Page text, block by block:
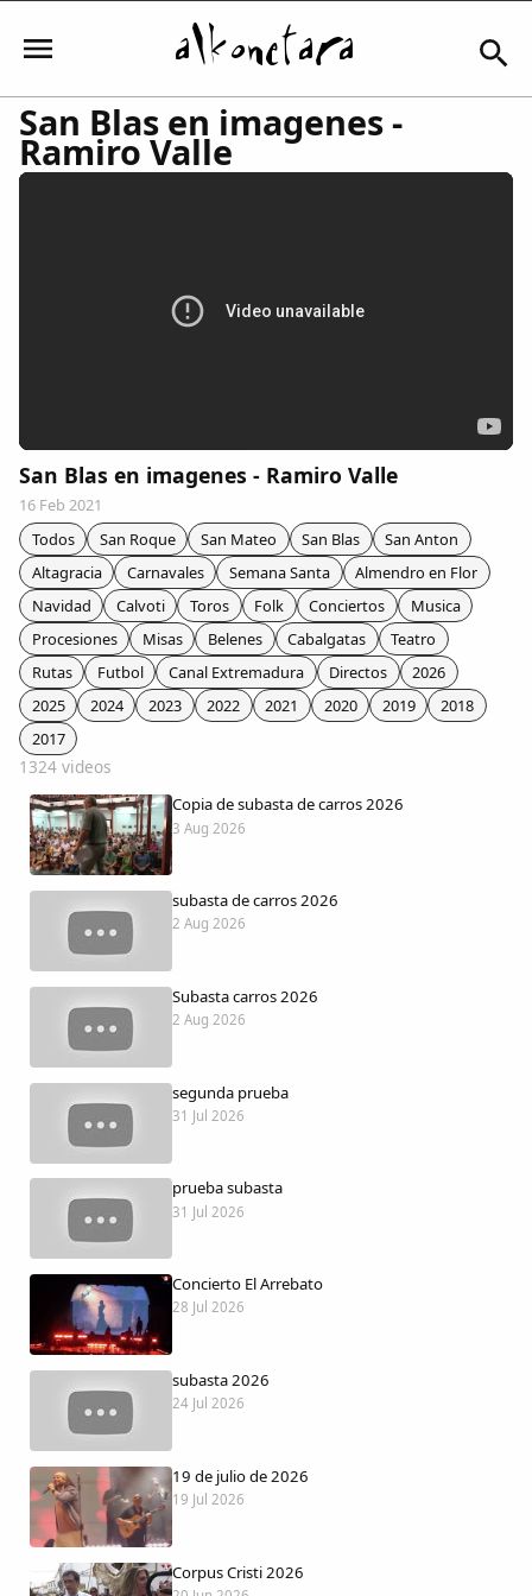
Iniciar sesión
Comunidad
Colaboradores
AlkoTV
Biblioteca
Periódico Alconétar
Foros
Idiosincrasia
Diccionario
Traductor
Dichos
Cancionero Local
Apodos
Peñas
La palra
Modo oscuro
San Blas en imagenes -
Ramiro Valle
San Blas en imagenes - Ramiro Valle
16 Feb 2021
Todos
San Roque San Mateo San Blas
San Anton
Altagracia
Carnavales Semana Santa
Almendro en Flor
Navidad
Calvoti Toros Folk Conciertos
Musica
Procesiones
Misas Belenes Cabalgatas
Teatro
Rutas
Futbol Canal Extremadura Directos
2026
2025
2024 2023 2022 2021 2020 2019
2018
2017
1324 videos
Copia de subasta de carros 2026
3 Aug 2026
subasta de carros 2026
2 Aug 2026
Subasta carros 2026
2 Aug 2026
segunda prueba
31 Jul 2026
prueba subasta
31 Jul 2026
Concierto El Arrebato
28 Jul 2026
subasta 2026
24 Jul 2026
19 de julio de 2026
19 Jul 2026
Corpus Cristi 2026